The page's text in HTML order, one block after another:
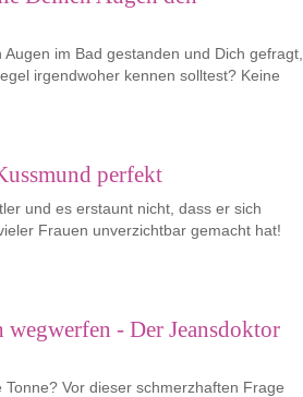
im Bad gestanden und Dich gefragt,
irgendwoher kennen solltest? Keine
perfekt
und es erstaunt nicht, dass er sich
Frauen unverzichtbar gemacht hat!
- Der Jeansdoktor
Vor dieser schmerzhaften Frage